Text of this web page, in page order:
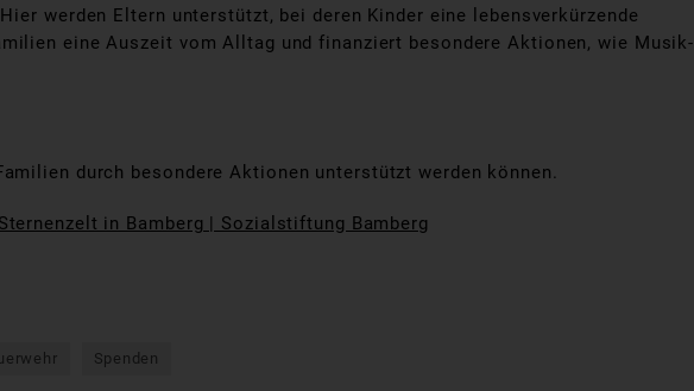
werden Eltern unterstützt, bei deren Kinder eine lebensverkürzende
eine Auszeit vom Alltag und finanziert besondere Aktionen, wie Musik-
durch besondere Aktionen unterstützt werden können.
in Bamberg | Sozialstiftung Bamberg
Spenden